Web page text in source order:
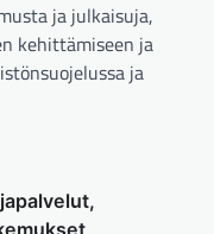
ja julkaisuja,
kehittämiseen ja
ja